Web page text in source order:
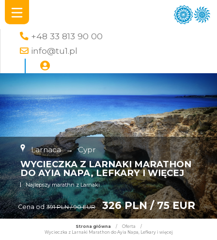
+48 33 813 90 00
info@tu1.pl
Larnaca → Cypr
WYCIECZKA Z LARNAKI MARATHON
DO AYIA NAPA, LEFKARY I WIĘCEJ
Najlepszy marathn z Larnaki
Cena od 391 PLN / 90 EUR 326 PLN / 75 EUR
Strona główna / Oferta
/
Wycieczka z Larnaki Marathon do Ayia Napa, Lefkary i więcej